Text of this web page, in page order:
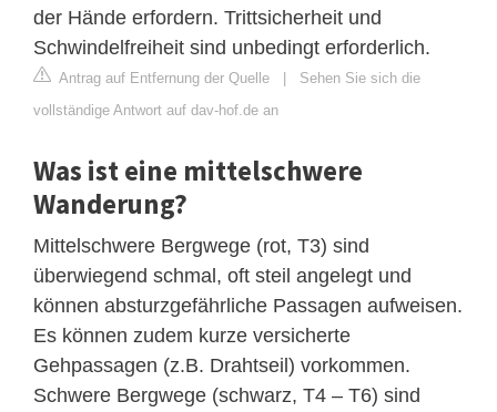
der Hände erfordern. Trittsicherheit und
Schwindelfreiheit sind unbedingt erforderlich.
Antrag auf Entfernung der Quelle | Sehen Sie sich die
vollständige Antwort auf dav-hof.de an
Was ist eine mittelschwere
Wanderung?
Mittelschwere Bergwege (rot, T3) sind
überwiegend schmal, oft steil angelegt und
können absturzgefährliche Passagen aufweisen.
Es können zudem kurze versicherte
Gehpassagen (z.B. Drahtseil) vorkommen.
Schwere Bergwege (schwarz, T4 – T6) sind